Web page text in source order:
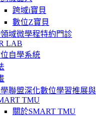
跨域i寶貝
數位Z寶貝
域微學程特約門診
LAB
自學系統
聯盟深化數位學習推展
TMU
關於SMART TMU